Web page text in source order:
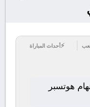
⚡أحداث المباراة
هوتسبر